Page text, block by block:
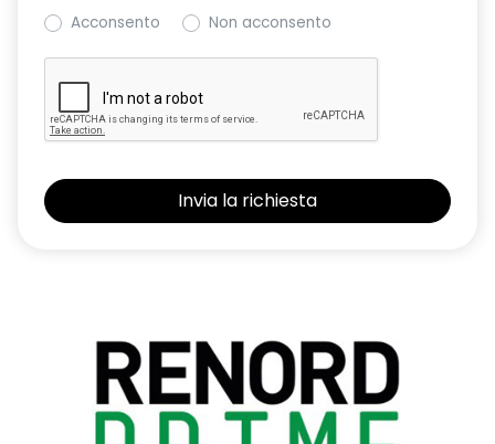
Acconsento
Non acconsento